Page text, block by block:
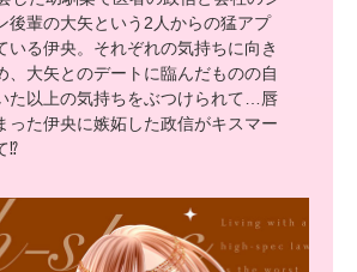
後輩の大矢という2人からの猛アプ
いる伊央。それぞれの気持ちに向き
、大矢とのデートに臨んだものの自
た以上の気持ちをぶつけられて…唇
った伊央に嫉妬した政信がキスマー
⁉